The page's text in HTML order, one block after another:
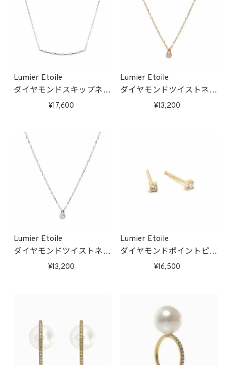
Lumier Etoile
ダイヤモンドスキップネッ
クレス(ホワイトゴールド)
17,600
Lumier Etoile
ダイヤモンドツイストネッ
クレス(ピンクゴールド)
13,200
Lumier Etoile
ダイヤモンドツイストネッ
クレス(ホワイトゴールド)
13,200
Lumier Etoile
ダイヤモンドポイントピア
ス(ゴールド)16,500